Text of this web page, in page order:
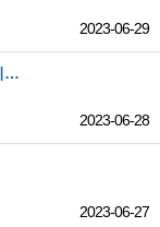
2023-06-29
제조업체 또는 물류업체에서 일자리를 찾고 있습니다.
2023-06-28
2023-06-27